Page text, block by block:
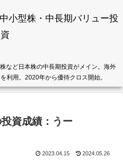
小型株・中長期バリュー投
資
など日本株の中長期投資がメイン。海外
利用。2020年から優待クロス開始。
資成績：うー
2023.04.15 2024.05.26